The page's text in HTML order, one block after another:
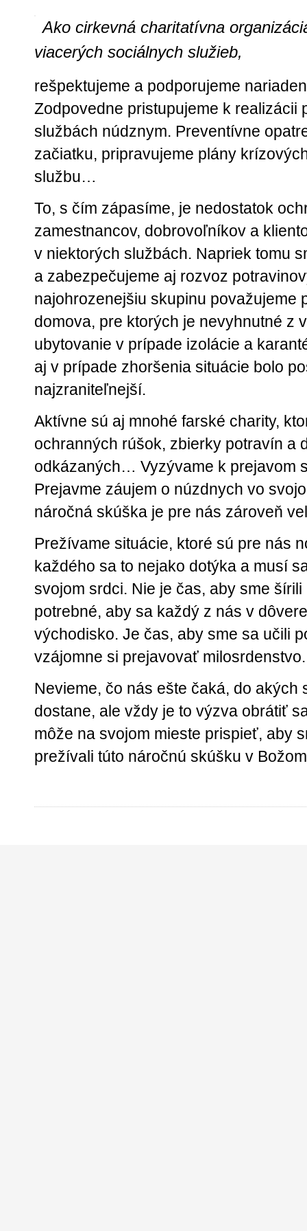
Ako cirkevná charitatívna
viacerých sociálnych služieb,
rešpektujeme a podporujeme
Zodpovedne pristupujeme k realizácii
službách núdznym. Preventívne
začiatku, pripravujeme plány
službu…
To, s čím zápasíme, je nedostatok
zamestnancov, dobrovoľníkov a
v niektorých službách. Napriek tomu
a zabezpečujeme aj rozvoz
najohrozenejšiu skupinu považujeme
domova, pre ktorých je nevyhnutné z
ubytovanie v prípade izolácie a
aj v prípade zhoršenia situácie bolo
najzraniteľnejší.
Aktívne sú aj mnohé farské charity,
ochranných rúšok, zbierky potravín a
odkázaných… Vyzývame k prejavom
Prejavme záujem o núzdnych vo
náročná skúška je pre nás zároveň
Prežívame situácie, ktoré sú pre nás
každého sa to nejako dotýka a musí
svojom srdci. Nie je čas, aby sme
potrebné, aby sa každý z nás v
východisko. Je čas, aby sme sa učili
vzájomne si prejavovať milosrdenstvo.
Nevieme, čo nás ešte čaká, do akých
dostane, ale vždy je to výzva obrátiť
môže na svojom mieste prispieť, aby
prežívali túto náročnú skúšku v